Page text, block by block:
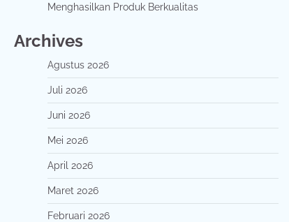
Menghasilkan Produk Berkualitas
Archives
Agustus 2026
Juli 2026
Juni 2026
Mei 2026
April 2026
Maret 2026
Februari 2026